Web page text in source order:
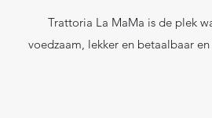
Trattoria La MaMa is de plek
voedzaam, lekker en betaalbaar